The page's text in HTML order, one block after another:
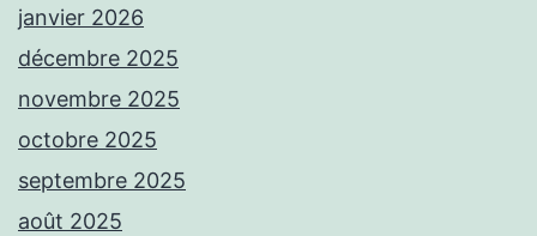
janvier 2026
décembre 2025
novembre 2025
octobre 2025
septembre 2025
août 2025